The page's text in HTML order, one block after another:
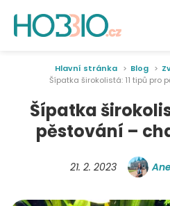
Hlavní stránka Blog
Šípatka širokolistá: 11 tipů pro
Šípatka
pěstování –
21. 2. 2023